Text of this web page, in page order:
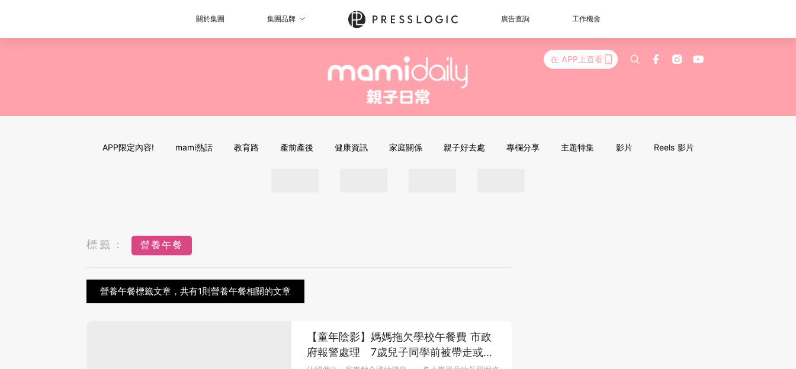
關於集團 集團品牌 廣告查詢 工作機會
在 APP上查看
APP限定內容! mami熱話 教育路 產前產後 健康資訊 家庭關係 親子好去處 專欄分享 主題特集 影片 Reels 影片
標籤： 營養午餐
營養午餐標籤文章，共有1則營養午餐相關的文章
【童年陰影】媽媽拖欠學校午餐費 市政
府報警處理 7歲兒子同學前被帶走或留